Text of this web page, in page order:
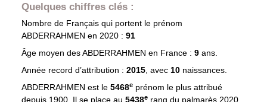
Quelques chiffres clés :
Nombre de Français qui portent le prénom
ABDERRAHMEN en 2020 : 91
Âge moyen desABDERRAHMEN en France : 9 ans.
Année record d’attribution : 2015, avec 10 naissances.
ABDERRAHMEN est le 5468eprénom le plus attribué
depuis 1900. Il se place au 5438e rang du palmarès 2020.